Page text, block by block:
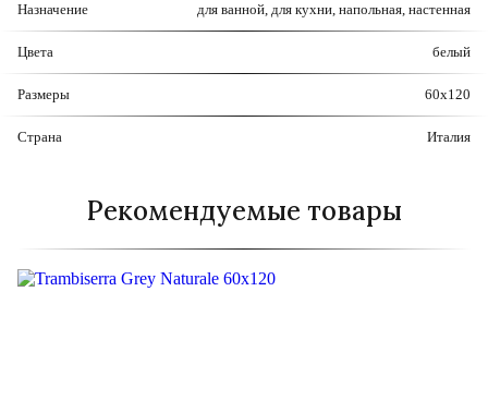
Назначение для ванной, для кухни, напольная, настенная
Цвета белый
Размеры 60x120
Страна Италия
Рекомендуемые товары